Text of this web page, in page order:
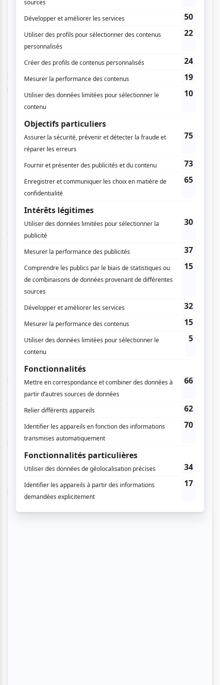
Pier-Luc Funk.
Samedi soir, la soirée de clôture s’est terminée à l’Agora
Hydro-Québec du Cœur des sciences de l'UQÀM, et on
espère que vous aviez faitvotre récent traitement de
blanchiment des dents
car il fallait s’attendre à être pris en
toutes ses photos du FNC encliquant ici.
Bien que dimanche 14 octobre, le festival ait présenté
Burning
de Lee Chang-Dong et une nouvelle séance de
samedi 13 octobre que se clôturait officiellement le FNC
avecGuy, le second long-métrage d’Alex Lutz.
d’Alex Lutz, un film touchant et un hommage à la
musique française
Gauthier apprend qu’il est le fils illégitime de l’artiste Guy
Jamet, un chanteur populaire français âgé de 74 ans. Bien
un documentaire sur son père, Guy, pour apprendre à le
connaître.
Du point de vue narratif, l’histoire est touchante et elle
viendra vous émouvoir grâce à la performance de Lutz qui
livre un sans-faute dans l’incarnation de cet homme de 74
ans. Techniquement, la force de
fictif », est l’alternance des différents formats (notons les
clips au format 1:1 avec beaucoup de grains sur la pellicule
qui alternent avec le reste des images tournées en
numérique). On passe à travers 40 ans d’histoires, de
looks, de musiques :GUYfait preuve d’un immense travail
de recherches sur les époques. Cependant, bien que le
personnage, les thématiques des relations familiales, du
deuil, du temps qui passe et des rapports humains
s’installent au fur et à mesure du film.